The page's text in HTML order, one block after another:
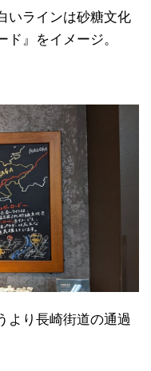
いラインは砂糖文化
』をイメージ。
より長崎街道の通過